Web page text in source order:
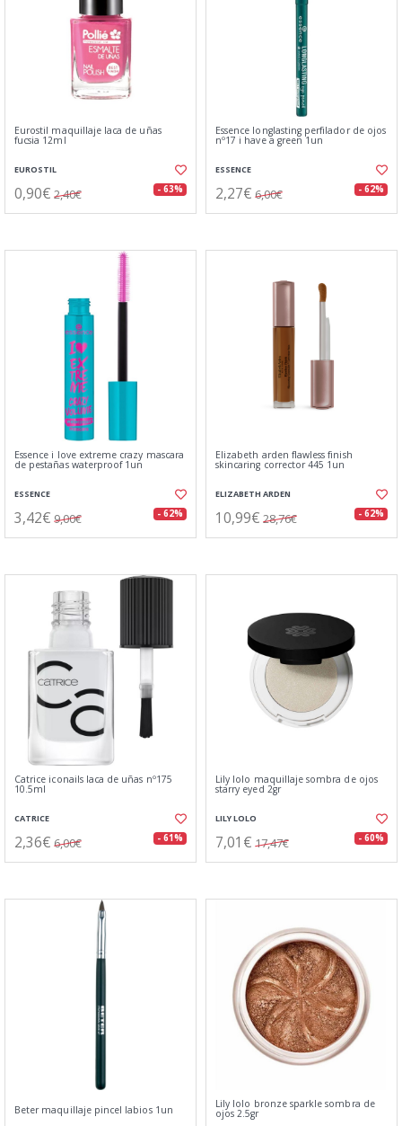
Eurostil maquillaje laca de uñas
fucsia 12ml
EUROSTIL
0,90€ 2,40€ - 63%
Essence longlasting perfilador de ojos
nº17 i have a green 1un
ESSENCE
2,27€ 6,00€ - 62%
Essence i love extreme crazy mascara
de pestañas waterproof 1un
ESSENCE
3,42€ 9,00€ - 62%
Elizabeth arden flawless finish
skincaring corrector 445 1un
ELIZABETH ARDEN
10,99€ 28,76€ - 62%
Catrice iconails laca de uñas nº175
10.5ml
CATRICE
2,36€ 6,00€ - 61%
Lily lolo maquillaje sombra de ojos
starry eyed 2gr
LILY LOLO
7,01€ 17,47€ - 60%
Beter maquillaje pincel labios 1un Lily lolo bronze sparkle sombra de
ojos 2.5gr